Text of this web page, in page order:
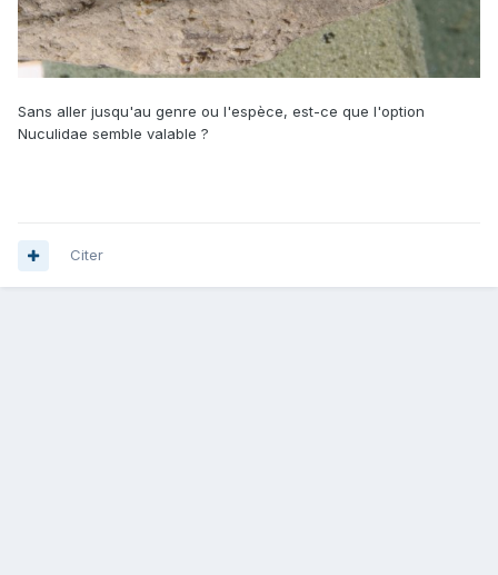
Sans aller jusqu'au genre ou l'espèce, est-ce que l'option
Nuculidae semble valable ?
Citer